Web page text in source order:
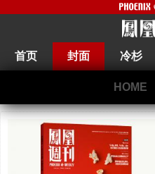
首页 封面 冷杉
HOME